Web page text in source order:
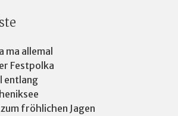
ma allemal
Festpolka
entlang
fröhlichen Jagen